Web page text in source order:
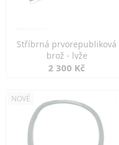
Stříbrná prvorepubliková
brož - lyže
2 300 Kč
NOVÉ